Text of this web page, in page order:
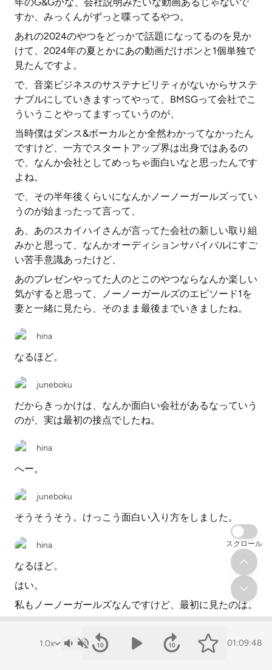
すか、みっくんがずっと喋ってるやつ。
あれの2024のやつをどっかで話題になってるのを見か
けて、2024年の夏とかにあの動画だけポンと1個単独で
見たんですよ。
で、音楽ビジネスのサステナビリティがないからサステ
ナブルにしていきますってやって、BMSGって会社でこ
ういうことやってますっていうのが、
当時僕はダンス&ボーカルとか全然わかってなかったん
ですけど、一方でスタートアップ界は出身ではあるの
で、なんか会社としてめっちゃ面白いなと思ったんです
よね。
で、その半年後くらいになんかノーノーガールズってい
うのが始まったって言って、
あ、あのスカイハイさんが言ってた会社の新しい取り組
みかと思って、なんかオーディションサバイバルにすご
い苦手意識あったけど、
あのプレゼンやってた人のとこのやつならなんか楽しい
気がすると思って、ノーノーガールズのエピソード1を
妻と一緒に見たら、そのまま最後までいきましたね。
hina
なるほど。
juneboku
だからきっかけは、なんか面白い会社があるなっていう
のが、実は最初の接点でしたね。
hina
へー。
juneboku
そうそうそう。けっこう面白い入り方をしました。
hina
なるほど。
はい。
私もノーノーガールズなんですけど、最初に見たのは。
01:09:48
スクロール